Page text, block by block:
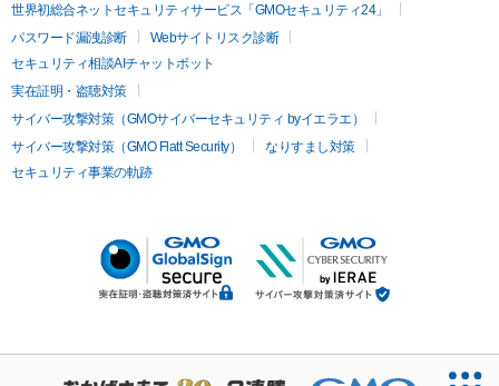
世界初総合ネットセキュリティサービス「GMOセキュリティ24」
パスワード漏洩診断
Webサイトリスク診断
セキュリティ相談AIチャットボット
実在証明・盗聴対策
サイバー攻撃対策（GMOサイバーセキュリティ byイエラエ）
サイバー攻撃対策（GMO Flatt Security）
なりすまし対策
セキュリティ事業の軌跡